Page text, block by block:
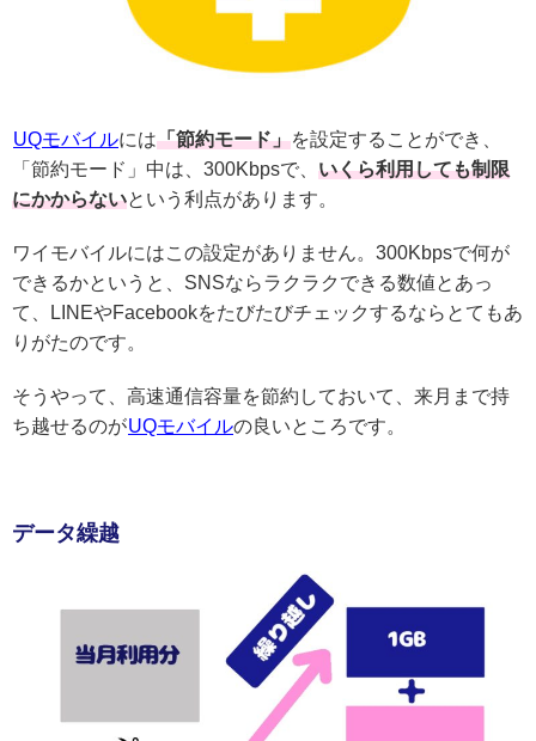
UQモバイルには「節約モード」を設定することができ、
「節約モード」中は、300Kbpsで、 いくら利用しても制限
にかからないという利点があります。
ワイモバイルにはこの設定がありません。300Kbpsで何が
できるかというと、SNSならラクラクできる数値とあっ
て、LINEやFacebookをたびたびチェックするならとてもあ
りがたのです。
そうやって、高速通信容量を節約しておいて、来月まで持
ち越せるのがUQモバイルの良いところです。
データ繰越